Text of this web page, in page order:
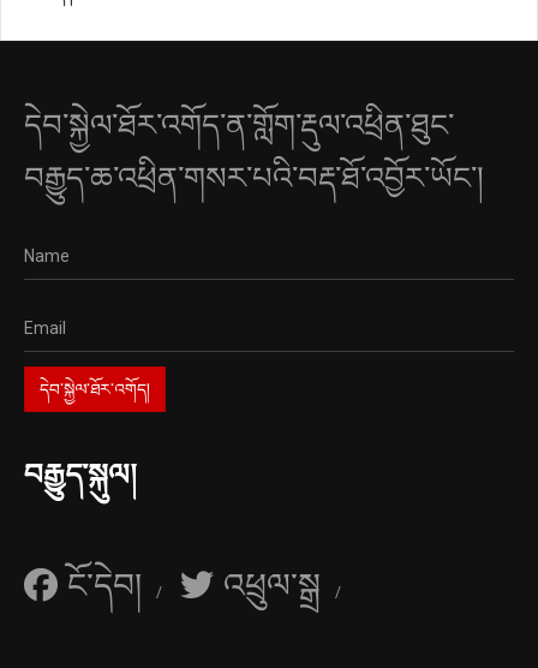
དེབ་སྐྱེལ་ཐོར་འགོད་ན་གློག་རྡུལ་འཕྲིན་ཐུང་
བརྒྱུད་ཆ་འཕྲིན་གསར་པའི་བརྡ་ཐོ་འབྱོར་ཡོང་།
བརྒྱུད་སྐུལ།
ངོ་དེབ། འཕྲུལ་སྒྲ